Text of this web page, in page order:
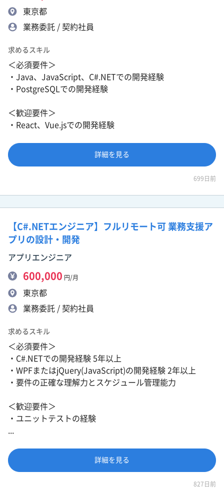
東京都
業務委託 / 契約社員
求めるスキル
＜必須要件＞
・Java、JavaScript、C#.NETでの開発経験
・PostgreSQLでの開発経験
＜歓迎要件＞
・React、Vue.jsでの開発経験
詳細を見る
699日前
【C#.NETエンジニア】フルリモート可 業務支援ア
プリの設計・開発
アプリエンジニア
600,000 円/月
東京都
業務委託 / 契約社員
求めるスキル
＜必須要件＞
・C#.NETでの開発経験 5年以上
・WPFまたはjQuery(JavaScript)の開発経験 2年以上
・要件の正確な理解力とスケジュール管理能力
＜歓迎要件＞
・ユニットテストの経験
詳細を見る
827日前